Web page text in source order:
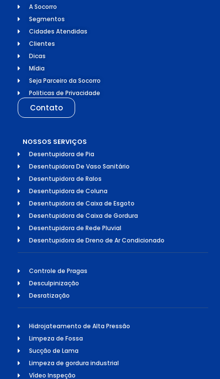
A Socorro
Segmentos
Cidades Atendidas
Clientes
Dicas
Mídia
Seja Parceiro da Socorro
Politicas de Privacidade
Contato
NOSSOS SERVIÇOS
Desentupidora de Pia
Desentupidora De Vaso Sanitário
Desentupidora de Ralos
Desentupidora de Coluna
Desentupidora de Caixa de Esgoto
Desentupidora de Caixa de Gordura
Desentupidora de Rede Pluvial
Desentupidora de Dreno de Ar Condicionado
Controle de Pragas
Desculpinização
Desratização
Hidrojateamento de Alta Pressão
Limpeza de Fossa
Sucção de Lama
Limpeza de gordura industrial
Vídeo Inspeção